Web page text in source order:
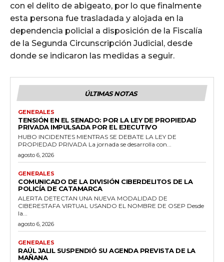
con el delito de abigeato, por lo que finalmente
esta persona fue trasladada y alojada en la
dependencia policial a disposición de la Fiscalía
de la Segunda Circunscripción Judicial, desde
donde se indicaron las medidas a seguir.
ÚLTIMAS NOTAS
GENERALES
TENSIÓN EN EL SENADO: POR LA LEY DE PROPIEDAD
PRIVADA IMPULSADA POR EL EJECUTIVO
HUBO INCIDENTES MIENTRAS SE DEBATE LA LEY DE
PROPIEDAD PRIVADA La jornada se desarrolla con...
agosto 6, 2026
GENERALES
COMUNICADO DE LA DIVISIÓN CIBERDELITOS DE LA
POLICÍA DE CATAMARCA
ALERTA DETECTAN UNA NUEVA MODALIDAD DE
CIBERESTAFA VIRTUAL USANDO EL NOMBRE DE OSEP Desde
la...
agosto 6, 2026
GENERALES
RAÚL JALIL SUSPENDIÓ SU AGENDA PREVISTA DE LA
MAÑANA